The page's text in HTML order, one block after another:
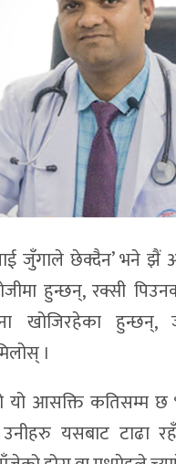
जुँगाले छेक्दैन’ भने झैं
हुन्छन्, रक्सी
खोजिरहेका हुन्छन्,
।
यो आसक्ति कतिसम्म
यसबाट टाढा